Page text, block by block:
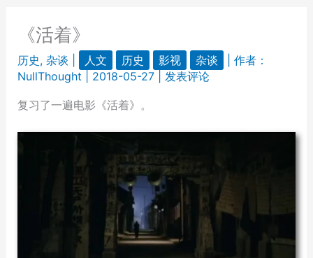
《活着》
历史, 杂谈 人文 历史 影视 杂谈
| 作者：
NullThought
2018-05-27 发表评论
复习了一遍电影《活着》。